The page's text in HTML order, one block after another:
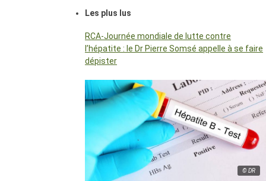
Les plus lus
RCA-Journée mondiale de lutte contre
l’hépatite : le Dr Pierre Somsé appelle à se faire
dépister
© DR